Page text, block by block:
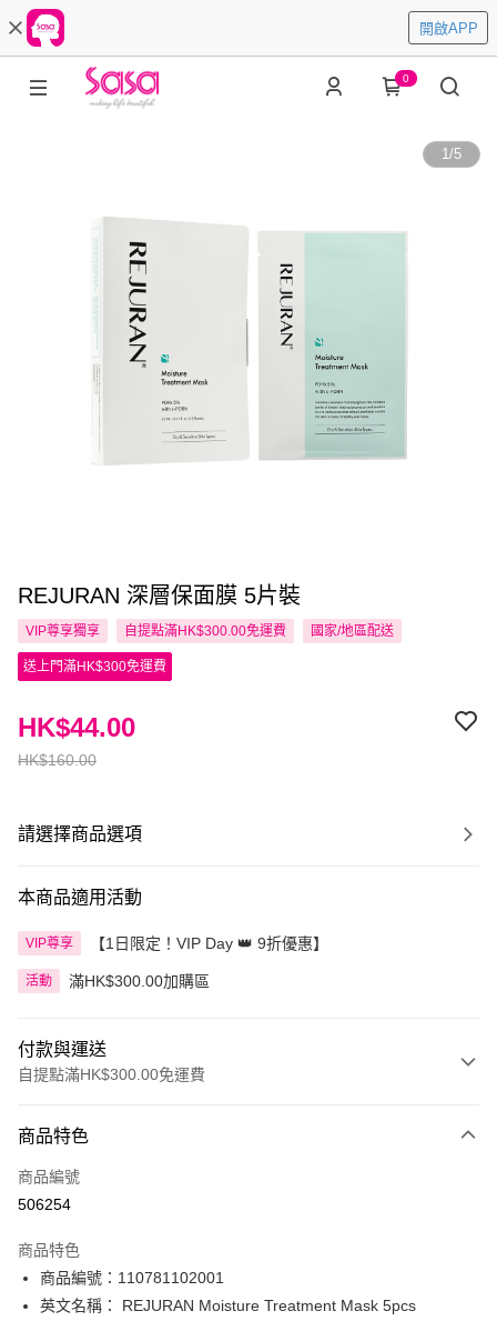
開啟APP
0
1/5
REJURAN 深層保面膜 5片裝
VIP尊享獨享 自提點滿HK$300.00免運費 國家/地區配送
送上門滿HK$300免運費
HK$160.00
HK$44.00
請選擇商品選項
本商品適用活動
VIP尊享 【1日限定！VIP Day 👑 9折優惠】
活動 滿HK$300.00加購區
付款與運送
自提點滿HK$300.00免運費
信用卡
Apple Pay
PayMe
WeChat Pay
商品特色
商品編號
506254
商品特色
商品編號：110781102001
英文名稱： REJURAN Moisture Treatment Mask 5pcs